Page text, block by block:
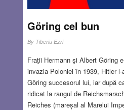
oamenii, iar lui îl lipsea tocmai
e Phoenix! – strigau de pe
mai mulţi, care începuseră să
iluzie.
Read more…
AUG 27, 2022
Göring cel bun
By Tiberiu Ezri
Fraţii Hermann şi Albert Göring
invazia Poloniei în 1939, Hitler
Göring succesorul lui, iar după
ridicat la rangul de
Reiches (mareșal al Marelui